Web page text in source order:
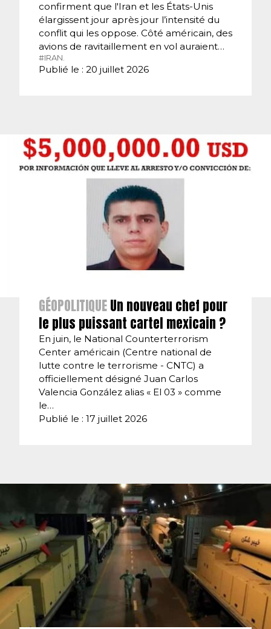
confirment que l'Iran et les États-Unis
élargissent jour après jour l’intensité du
conflit qui les oppose. Côté américain, des
avions de ravitaillement en vol auraient…
#IRAN.
Publié le : 20 juillet 2026
GÉOPOLITIQUEUn nouveau chef pour
le plus puissant cartel mexicain ?
En juin, le National Counterterrorism
Center américain (Centre national de
lutte contre le terrorisme - CNTC) a
officiellement désigné Juan Carlos
Valencia González alias « El 03 » comme
le…
Publié le : 17 juillet 2026